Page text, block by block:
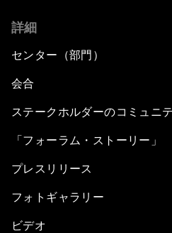
詳細
センター（部門）
会合
ステークホルダーのコミュニ
「フォーラム・ストーリー」
プレスリリース
フォトギャラリー
ビデオ